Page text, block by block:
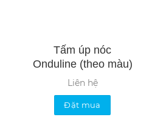
Tấm úp nóc
Onduline (theo màu)
Liên hệ
Đặt mua